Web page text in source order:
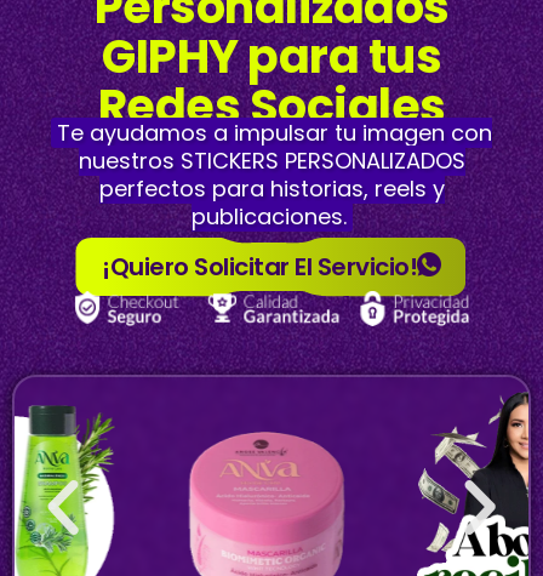
GIPHY para tus
Redes Sociales
Te ayudamos a impulsar tu imagen con
nuestros STICKERS PERSONALIZADOS
perfectos para historias, reels y
publicaciones.
¡Quiero Solicitar El Servicio!